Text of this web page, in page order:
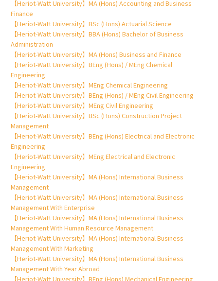
【Heriot-Watt University】MA (Hons) Accounting and Business
Finance
【Heriot-Watt University】BSc (Hons) Actuarial Science
【Heriot-Watt University】BBA (Hons) Bachelor of Business
Administration
【Heriot-Watt University】MA (Hons) Business and Finance
【Heriot-Watt University】BEng (Hons) / MEng Chemical
Engineering
【Heriot-Watt University】MEng Chemical Engineering
【Heriot-Watt University】BEng (Hons) / MEng Civil Engineering
【Heriot-Watt University】MEng Civil Engineering
【Heriot-Watt University】BSc (Hons) Construction Project
Management
【Heriot-Watt University】BEng (Hons) Electrical and Electronic
Engineering
【Heriot-Watt University】MEng Electrical and Electronic
Engineering
【Heriot-Watt University】MA (Hons) International Business
Management
【Heriot-Watt University】MA (Hons) International Business
Management With Enterprise
【Heriot-Watt University】MA (Hons) International Business
Management With Human Resource Management
【Heriot-Watt University】MA (Hons) International Business
Management With Marketing
【Heriot-Watt University】MA (Hons) International Business
Management With Year Abroad
【Heriot-Watt University】BEng (Hons) Mechanical Engineering